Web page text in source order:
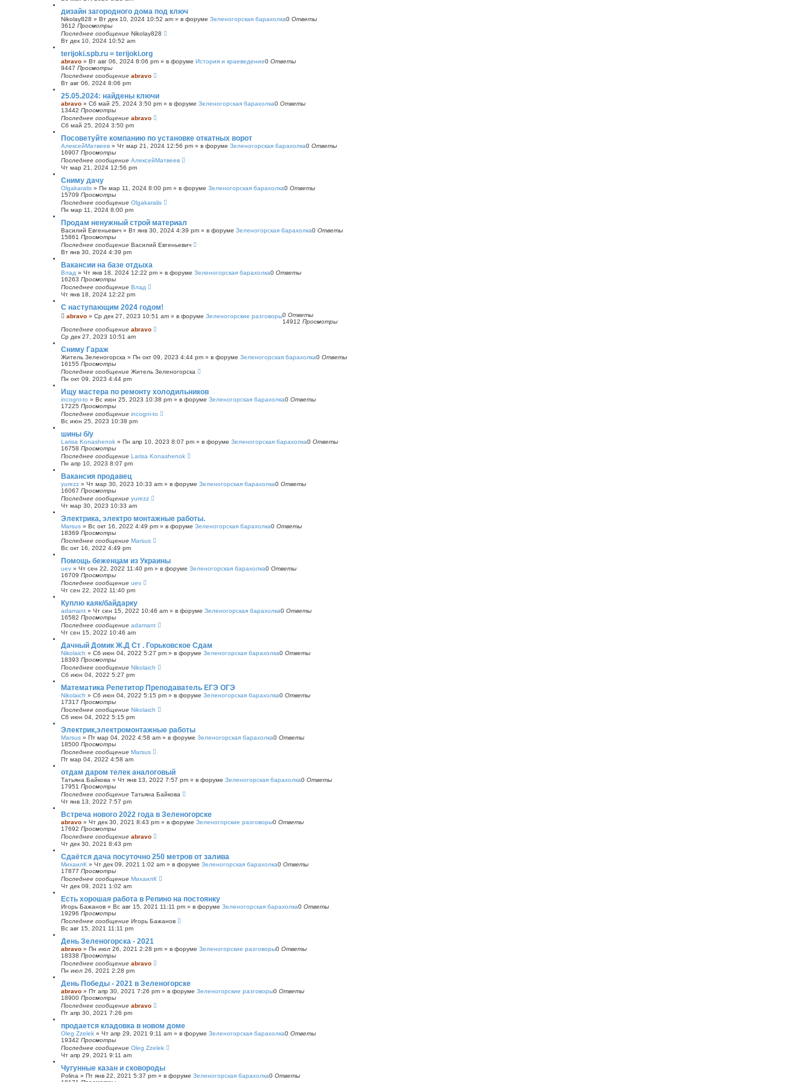
к
дизайн загородного дома под ключ
Nikolay828 » Вт дек 10, 2024 10:52 am » в форуме Зеленогорская барахолка0 Ответы
3612 Просмотры
Последнее сообщение Nikolay828
Вт дек 10, 2024 10:52 am
terijoki.spb.ru = terijoki.org
abravo » Вт авг 06, 2024 8:06 pm » в форуме История и краеведение0 Ответы
9447 Просмотры
Последнее сообщение abravo
Вт авг 06, 2024 8:06 pm
25.05.2024: найдены ключи
abravo » Сб май 25, 2024 3:50 pm » в форуме Зеленогорская барахолка0 Ответы
13442 Просмотры
Последнее сообщение abravo
Сб май 25, 2024 3:50 pm
Посоветуйте компанию по установке откатных ворот
АлексейМатвеев » Чт мар 21, 2024 12:56 pm » в форуме Зеленогорская барахолка0 Ответы
16907 Просмотры
Последнее сообщение АлексейМатвеев
Чт мар 21, 2024 12:56 pm
Сниму дачу
Olgakaralis » Пн мар 11, 2024 8:00 pm » в форуме Зеленогорская барахолка0 Ответы
15709 Просмотры
Последнее сообщение Olgakaralis
Пн мар 11, 2024 8:00 pm
Продам ненужный строй материал
Василий Евгеньевич » Вт янв 30, 2024 4:39 pm » в форуме Зеленогорская барахолка0 Ответы
15861 Просмотры
Последнее сообщение Василий Евгеньевич
Вт янв 30, 2024 4:39 pm
Вакансии на базе отдыха
Влад » Чт янв 18, 2024 12:22 pm » в форуме Зеленогорская барахолка0 Ответы
16263 Просмотры
Последнее сообщение Влад
Чт янв 18, 2024 12:22 pm
С наступающим 2024 годом!
abravo » Ср дек 27, 2023 10:51 am » в форуме Зеленогорские разговоры0 Ответы
14912 Просмотры
Последнее сообщение abravo
Ср дек 27, 2023 10:51 am
Сниму Гараж
Житель Зеленогорска » Пн окт 09, 2023 4:44 pm » в форуме Зеленогорская барахолка0 Ответы
16155 Просмотры
Последнее сообщение Житель Зеленогорска
Пн окт 09, 2023 4:44 pm
Ищу мастера по ремонту холодильников
incogni-to » Вс июн 25, 2023 10:38 pm » в форуме Зеленогорская барахолка0 Ответы
17225 Просмотры
Последнее сообщение incogni-to
Вс июн 25, 2023 10:38 pm
шины б/у
Larisa Konashenok » Пн апр 10, 2023 8:07 pm » в форуме Зеленогорская барахолка0 Ответы
16758 Просмотры
Последнее сообщение Larisa Konashenok
Пн апр 10, 2023 8:07 pm
Вакансия продавец
yurezz » Чт мар 30, 2023 10:33 am » в форуме Зеленогорская барахолка0 Ответы
16067 Просмотры
Последнее сообщение yurezz
Чт мар 30, 2023 10:33 am
Электрика, электро монтажные работы.
Marsus » Вс окт 16, 2022 4:49 pm » в форуме Зеленогорская барахолка0 Ответы
18369 Просмотры
Последнее сообщение Marsus
Вс окт 16, 2022 4:49 pm
Помощь беженцам из Украины
uev » Чт сен 22, 2022 11:40 pm » в форуме Зеленогорская барахолка0 Ответы
16709 Просмотры
Последнее сообщение uev
Чт сен 22, 2022 11:40 pm
Куплю каяк/байдарку
adamant » Чт сен 15, 2022 10:46 am » в форуме Зеленогорская барахолка0 Ответы
16582 Просмотры
Последнее сообщение adamant
Чт сен 15, 2022 10:46 am
Дачный Домик Ж.Д Ст . Горьковское Сдам
Nikolaich » Сб июн 04, 2022 5:27 pm » в форуме Зеленогорская барахолка0 Ответы
18393 Просмотры
Последнее сообщение Nikolaich
Сб июн 04, 2022 5:27 pm
Математика Репетитор Преподаватель ЕГЭ ОГЭ
Nikolaich » Сб июн 04, 2022 5:15 pm » в форуме Зеленогорская барахолка0 Ответы
17317 Просмотры
Последнее сообщение Nikolaich
Сб июн 04, 2022 5:15 pm
Электрик,электромонтажные работы
Marsus » Пт мар 04, 2022 4:58 am » в форуме Зеленогорская барахолка0 Ответы
18500 Просмотры
Последнее сообщение Marsus
Пт мар 04, 2022 4:58 am
отдам даром телек аналоговый
Татьяна Байкова » Чт янв 13, 2022 7:57 pm » в форуме Зеленогорская барахолка0 Ответы
17951 Просмотры
Последнее сообщение Татьяна Байкова
Чт янв 13, 2022 7:57 pm
Встреча нового 2022 года в Зеленогорске
abravo » Чт дек 30, 2021 8:43 pm » в форуме Зеленогорские разговоры0 Ответы
17692 Просмотры
Последнее сообщение abravo
Чт дек 30, 2021 8:43 pm
Сдаётся дача посуточно 250 метров от залива
МихаилК » Чт дек 09, 2021 1:02 am » в форуме Зеленогорская барахолка0 Ответы
17877 Просмотры
Последнее сообщение МихаилК
Чт дек 09, 2021 1:02 am
Есть хорошая работа в Репино на постоянку
Игорь Бажанов » Вс авг 15, 2021 11:11 pm » в форуме Зеленогорская барахолка0 Ответы
19296 Просмотры
Последнее сообщение Игорь Бажанов
Вс авг 15, 2021 11:11 pm
День Зеленогорска - 2021
abravo » Пн июл 26, 2021 2:28 pm » в форуме Зеленогорские разговоры0 Ответы
18338 Просмотры
Последнее сообщение abravo
Пн июл 26, 2021 2:28 pm
День Победы - 2021 в Зеленогорске
abravo » Пт апр 30, 2021 7:26 pm » в форуме Зеленогорские разговоры0 Ответы
18900 Просмотры
Последнее сообщение abravo
Пт апр 30, 2021 7:26 pm
продается кладовка в новом доме
Oleg Zzelek » Чт апр 29, 2021 9:11 am » в форуме Зеленогорская барахолка0 Ответы
19342 Просмотры
Последнее сообщение Oleg Zzelek
Чт апр 29, 2021 9:11 am
Чугунные казан и сковороды
Polina » Пт янв 22, 2021 5:37 pm » в форуме Зеленогорская барахолка0 Ответы